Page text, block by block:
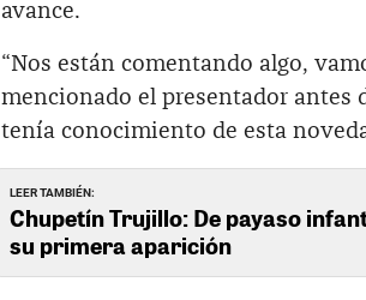
avance.
“Nos están comentando algo,
mencionado el presentador antes
tenía conocimiento de esta
LEER TAMBIÉN:
Chupetín Trujillo: De payaso
su primera aparición